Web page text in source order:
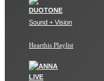
Sound + Vision
Hearthis Playlist